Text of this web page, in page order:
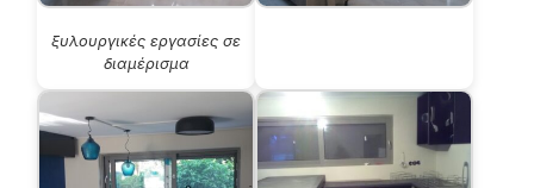
ξυλουργικές εργασίες σε
διαμέρισμα